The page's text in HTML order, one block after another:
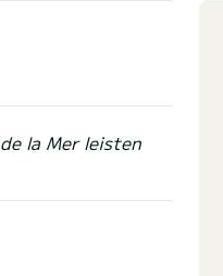
la Mer leisten